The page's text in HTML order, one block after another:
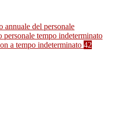
annuale del personale
personale tempo indeterminato
a tempo indeterminato 42